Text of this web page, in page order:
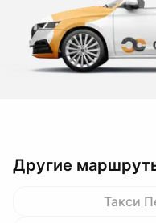
Другие
Такси